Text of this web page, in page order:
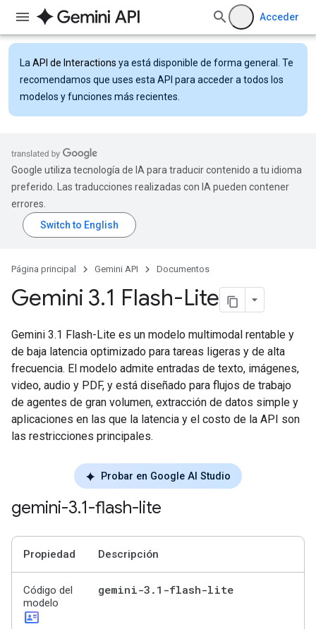
Acceder
La API de Interactions ya está disponible de forma general. Te
recomendamos que uses esta API para acceder a todos los
modelos y funciones más recientes.
Google utiliza tecnología de IA para traducir contenido a tu idioma
preferido. Las traducciones realizadas con IA pueden contener
errores.
Página principal Gemini API Documentos
Gemini 3.1 Flash-Lite
Gemini 3.1 Flash-Lite es un modelo multimodal rentable y
de baja latencia optimizado para tareas ligeras y de alta
frecuencia. El modelo admite entradas de texto, imágenes,
video, audio y PDF, y está diseñado para flujos de trabajo
de agentes de gran volumen, extracción de datos simple y
aplicaciones en las que la latencia y el costo de la API son
las restricciones principales.
Probar en Google AI Studio
gemini-3.1-flash-lite
Propiedad Descripción
Código del
modelo
id_card
gemini-3 . 1-flash-lite